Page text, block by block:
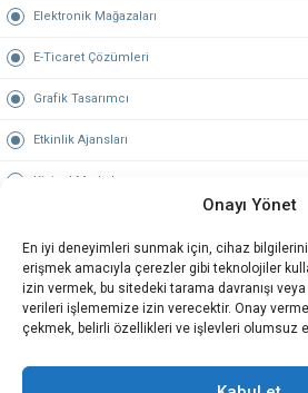
Onayı Yönet
En iyi deneyimleri sunmak için, cihaz
erişmek amacıyla çerezler gibi teknolojiler
izin vermek, bu sitedeki tarama davranışı
verileri işlememize izin verecektir. Onay
çekmek, belirli özellikleri ve işlevleri olumsuz
Elektronik Mağazaları
E-Ticaret Çözümleri
Grafik Tasarımcı
Etkinlik Ajansları
Kişisel Markalar
Öne Çıkan Şehirler
İstanbul